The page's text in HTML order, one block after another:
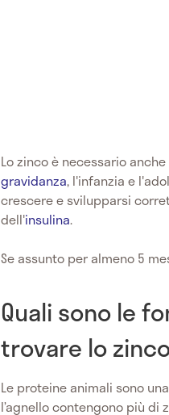
Lo zinco è necessario
gravidanza, l'infanzia e
crescere e svilupparsi
dell'insulina.
Se assunto per almeno 5
Quali sono le
trovare lo
Le proteine ​​animali sono
l’agnello contengono più di